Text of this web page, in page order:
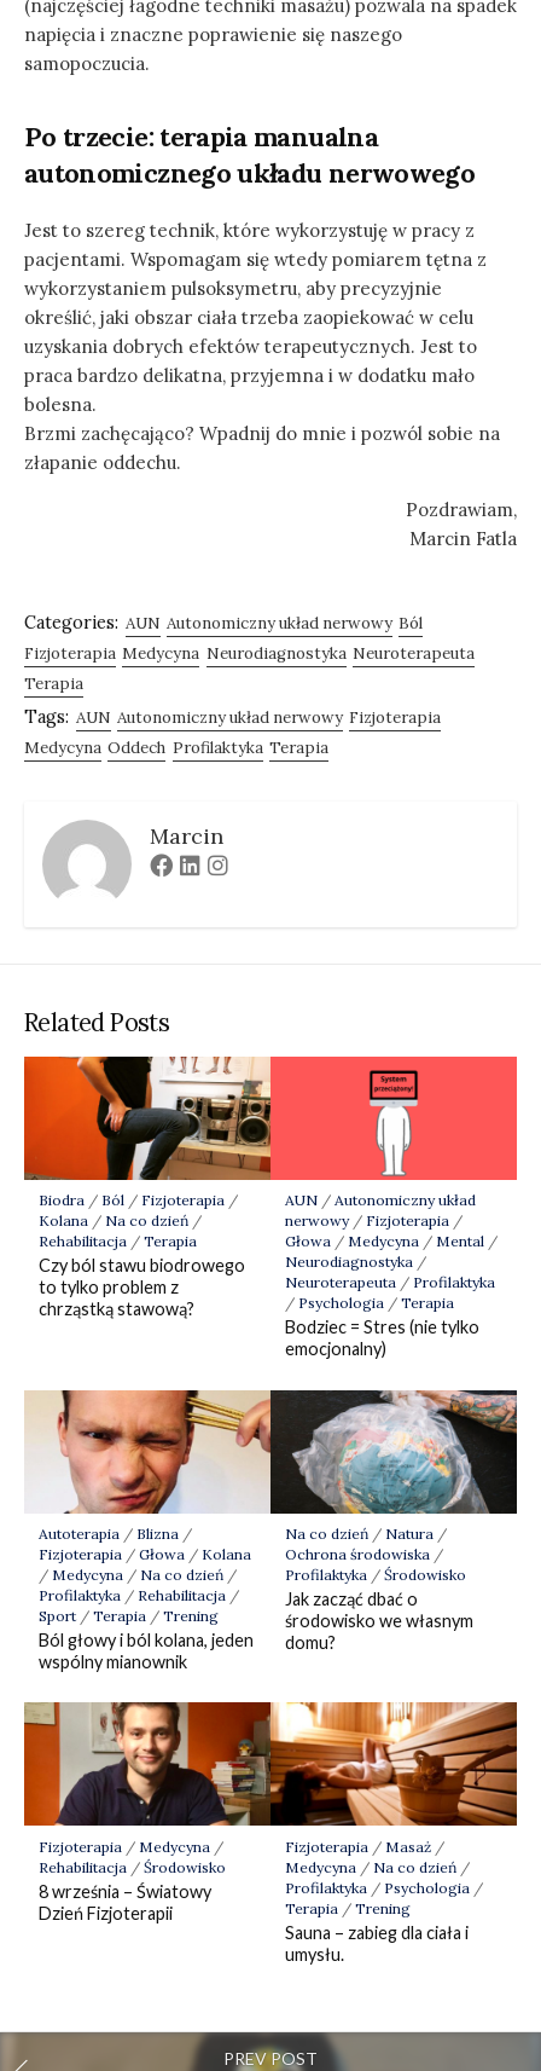
(najczęściej łagodne techniki masażu) pozwala na spadek
napięcia i znaczne poprawienie się naszego
samopoczucia.
Po trzecie: terapia manualna
autonomicznego układu nerwowego
Jest to szereg technik, które wykorzystuję w pracy z
pacjentami. Wspomagam się wtedy pomiarem tętna z
wykorzystaniem pulsoksymetru, aby precyzyjnie
określić, jaki obszar ciała trzeba zaopiekować w celu
uzyskania dobrych efektów terapeutycznych. Jest to
praca bardzo delikatna, przyjemna i w dodatku mało
bolesna.
Brzmi zachęcająco? Wpadnij do mnie i pozwól sobie na
złapanie oddechu.
Pozdrawiam,
Marcin Fatla
Categories: AUN Autonomiczny układ nerwowy Ból
Fizjoterapia Medycyna Neurodiagnostyka Neuroterapeuta
Terapia
Tags: AUN Autonomiczny układ nerwowy Fizjoterapia
Medycyna Oddech Profilaktyka Terapia
Marcin
Facebook
LinkedinInstagram
Related Posts
Biodra/ Ból/ Fizjoterapia/
Kolana/ Na co dzień/
Rehabilitacja/ Terapia
Czy ból stawu biodrowego
to tylko problem z
chrząstką stawową?
AUN/ Autonomiczny układ
nerwowy/ Fizjoterapia/
Głowa/ Medycyna/ Mental/
Neurodiagnostyka/
Neuroterapeuta/ Profilaktyka
/ Psychologia/ Terapia
Bodziec = Stres (nie tylko
emocjonalny)
Autoterapia / Blizna /
Fizjoterapia / Głowa / Kolana
/ Medycyna / Na co dzień/
Profilaktyka / Rehabilitacja /
Sport/ Terapia / Trening
Ból głowy i ból kolana, jeden
wspólny mianownik
Na co dzień/ Natura /
Ochrona środowiska /
Profilaktyka / Środowisko
Jak zacząć dbać o
środowisko we własnym
domu?
Fizjoterapia / Medycyna /
Rehabilitacja / Środowisko
8 września – Światowy
Dzień Fizjoterapii
Fizjoterapia / Masaż/
Medycyna / Na co dzień/
Profilaktyka / Psychologia /
Terapia / Trening
Sauna – zabieg dla ciała i
umysłu.
PREV POST